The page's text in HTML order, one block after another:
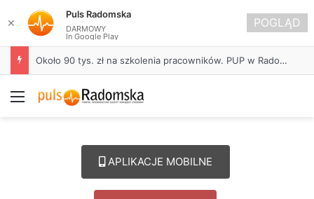
Około 90 tys. zł na szkolenia pracowników. PUP w Radomsku ogłasza nabór wniosków
Menu
APLIKACJE MOBILNE
✕
Puls Radomska
DARMOWY
In Google Play
POGLĄD